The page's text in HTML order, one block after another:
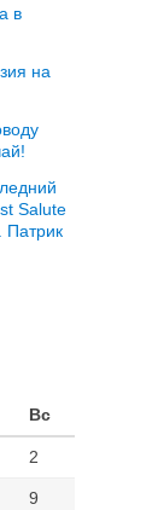
в
на
Salute
Патрик
Вс
2
9